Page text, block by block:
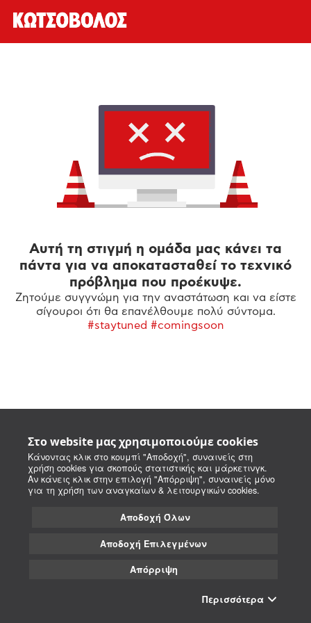
Στο website μας χρησιμοποιούμε cookies
Κάνοντας κλικ στο κουμπί "Αποδοχή", συναινείς στη
χρήση cookies για σκοπούς στατιστικής και μάρκετινγκ.
Αν κάνεις κλικ στην επιλογή "Απόρριψη", συναινείς μόνο
για τη χρήση των αναγκαίων & λειτουργικών cookies.
Αποδοχή Όλων
Αποδοχή Επιλεγμένων
Απόρριψη
Περισσότερα
Αυτή τη στιγμή η ομάδα μας κάνει τα
πάντα για να αποκατασταθεί το τεχνικό
πρόβλημα που προέκυψε.
Ζητούμε συγγνώμη για την αναστάτωση και να είστε
σίγουροι ότι θα επανέλθουμε πολύ σύντομα.
#staytuned #comingsoon